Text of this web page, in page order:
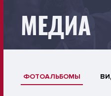
МЕДИА
ФОТОАЛЬБОМЫ